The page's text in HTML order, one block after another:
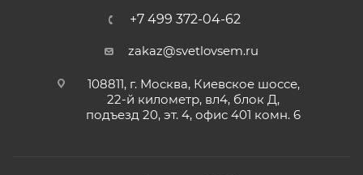
+7 499 372-04-62
zakaz@svetlovsem.ru
108811, г. Москва, Киевское шоссе,
22-й километр, вл4, блок Д,
подъезд 20, эт. 4, офис 401 комн. 6